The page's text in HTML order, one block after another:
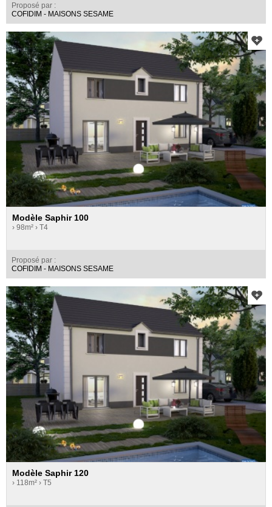
Proposé par :
COFIDIM - MAISONS SESAME
Modèle Saphir 100
› 98m² › T4
Proposé par :
COFIDIM - MAISONS SESAME
Modèle Saphir 120
› 118m² › T5